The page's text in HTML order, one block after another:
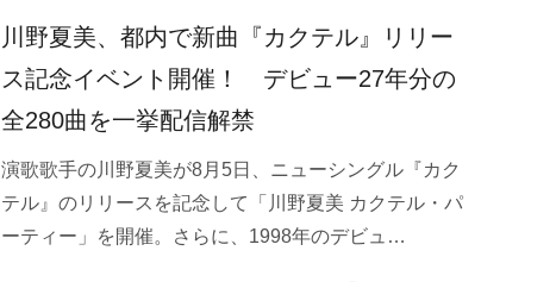
川野夏美、都内で新曲『カクテル』リリー
ス記念イベント開催！ デビュー27年分の
全280曲を一挙配信解禁
演歌歌手の川野夏美が8月5日、ニューシングル『カク
テル』のリリースを記念して「川野夏美 カクテル・パ
ーティー」を開催。さらに、1998年のデビュ…